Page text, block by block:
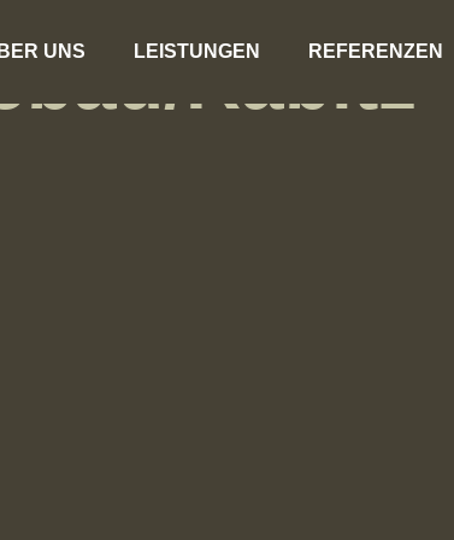
UNS LEISTUNGEN REFERENZEN
Rabitz